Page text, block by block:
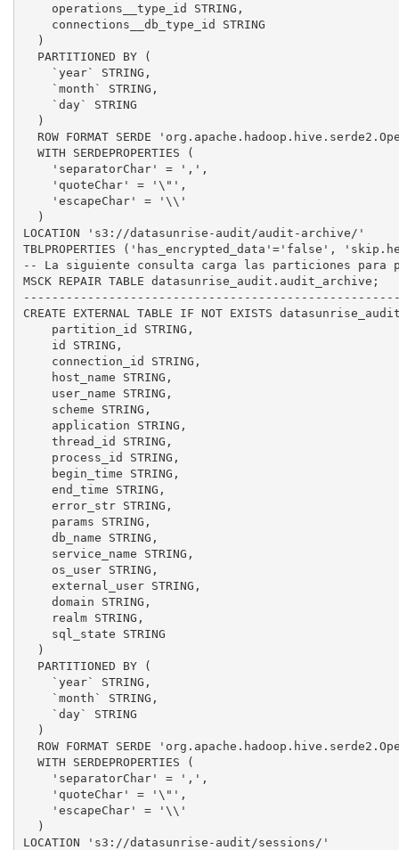
    operations__type_id STRING,
    connections__db_type_id STRING
  )
  PARTITIONED BY (
    `year` STRING,
    `month` STRING,
    `day` STRING
  )
ROW FORMAT SERDE
  WITH SERDEPROPERTIES (
    'separatorChar' = ',',
    'quoteChar' = '\"',
    'escapeChar' = '\\'
  )
LOCATION 's3://datasunrise-audit/audit-archive/'
TBLPROPERTIES ('has_encrypted_data'='false',
-- La siguiente consulta carga las particiones para
MSCK REPAIR TABLE datasunrise_audit.audit_archive;
CREATE EXTERNAL TABLE IF NOT EXISTS
    partition_id STRING,
    id STRING,
    connection_id STRING,
    host_name STRING,
    user_name STRING,
    scheme STRING,
    application STRING,
    thread_id STRING,
    process_id STRING,
    begin_time STRING,
    end_time STRING,
    error_str STRING,
    params STRING,
    db_name STRING,
    service_name STRING,
    os_user STRING,
    external_user STRING,
    domain STRING,
    realm STRING,
    sql_state STRING
  )
  PARTITIONED BY (
    `year` STRING,
    `month` STRING,
    `day` STRING
  )
ROW FORMAT SERDE
  WITH SERDEPROPERTIES (
    'separatorChar' = ',',
    'quoteChar' = '\"',
    'escapeChar' = '\\'
  )
LOCATION 's3://datasunrise-audit/sessions/'